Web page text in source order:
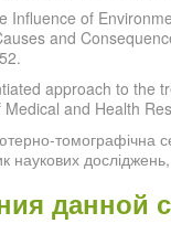
Influence of
and
approach to the
and Health
томографічна
наукових
данной